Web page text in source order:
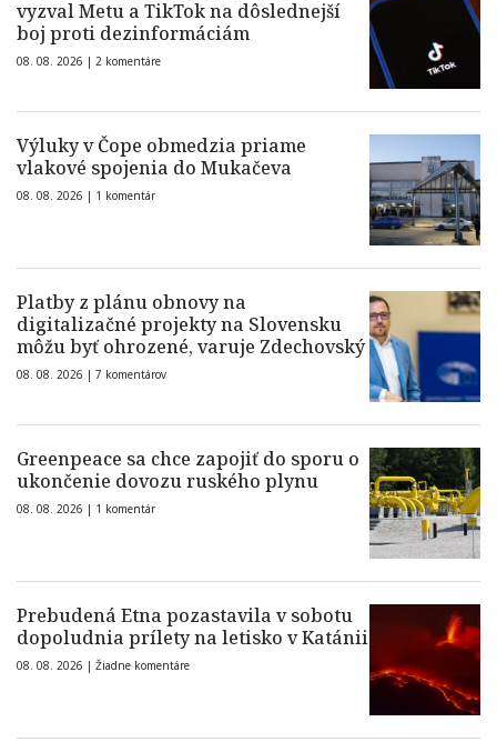
vyzval Metu a TikTok na dôslednejší
boj proti dezinformáciám
08. 08. 2026 | 2 komentáre
Výluky v Čope obmedzia priame
vlakové spojenia do Mukačeva
08. 08. 2026 | 1 komentár
Platby z plánu obnovy na
digitalizačné projekty na Slovensku
môžu byť ohrozené, varuje Zdechovský
08. 08. 2026 | 7 komentárov
Greenpeace sa chce zapojiť do sporu o
ukončenie dovozu ruského plynu
08. 08. 2026 | 1 komentár
Prebudená Etna pozastavila v sobotu
dopoludnia prílety na letisko v Katánii
08. 08. 2026 | Žiadne komentáre